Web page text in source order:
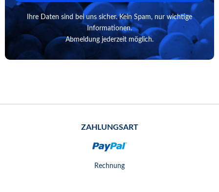
Ihre Daten sind bei uns sicher. Kein Spam, nur wichtige
Informationen.
Abmeldung jederzeit möglich.
ZAHLUNGSART
Rechnung